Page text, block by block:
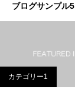
ブログサンプル5
カテゴリー1